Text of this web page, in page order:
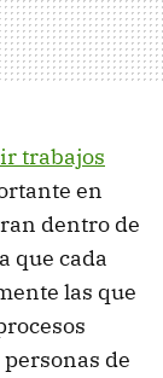
trabajos
en
dentro de
que cada
las que
de